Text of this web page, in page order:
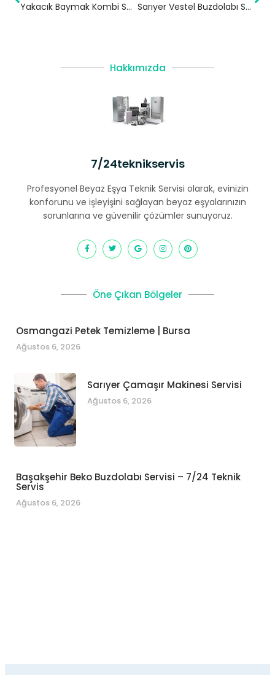
Yakacık Baymak Kombi Servisi – Kartal Yetkili Servis Sarıyer Vestel Buzdolabı Servisi – 7/24 Teknik Servis
Hakkımızda
7/24teknikservis
Profesyonel Beyaz Eşya Teknik Servisi olarak, evinizin
konforunu ve işleyişini sağlayan beyaz eşyalarınızın
sorunlarına ve güvenilir çözümler sunuyoruz.
Öne Çıkan Bölgeler
Osmangazi Petek Temizleme | Bursa
Ağustos 6, 2026
Sarıyer Çamaşır Makinesi Servisi
Ağustos 6, 2026
Başakşehir Beko Buzdolabı Servisi – 7/24 Teknik
Servis
Ağustos 6, 2026